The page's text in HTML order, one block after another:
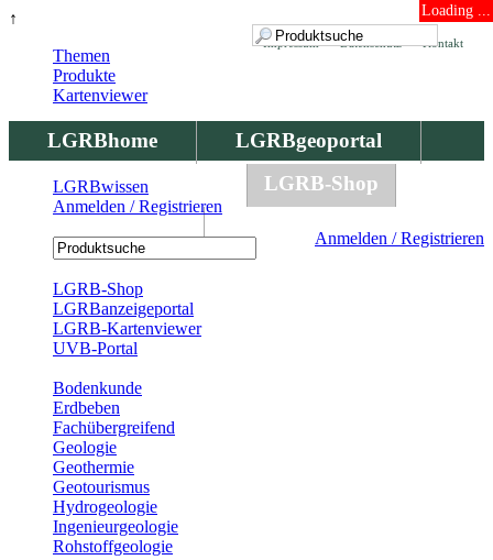
↑ Loading ...
Kontakt
Datenschutz
Impressum
LGRBhome
LGRBgeoportal
LGRBbohrungen
LGRB-Shop
Anmelden / Registrieren
Themen
Produkte
Kartenviewer
LGRBwissen
Anmelden / Registrieren
LGRB-Shop
LGRBanzeigeportal
LGRB-Kartenviewer
UVB-Portal
Bodenkunde
Erdbeben
Fachübergreifend
Geologie
Geothermie
Geotourismus
Hydrogeologie
Ingenieurgeologie
Rohstoffgeologie